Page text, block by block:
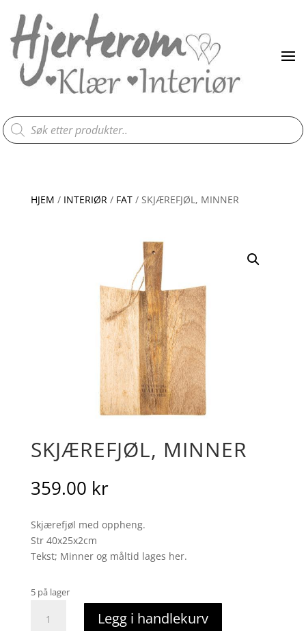
Products
search
HJEM / INTERIØR/ FAT/ SKJÆREFJØL, MINNER
SKJÆREFJØL, MINNER
359.00 kr
Skjærefjøl med oppheng.
Str 40x25x2cm
Tekst; Minner og måltid lages her.
5 på lager
minner
Legg i handlekurv